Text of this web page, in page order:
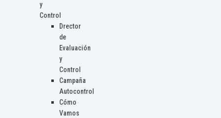
y
Control
Drector
de
Evaluación
y
Control
Campaña
Autocontrol
Cómo
Vamos